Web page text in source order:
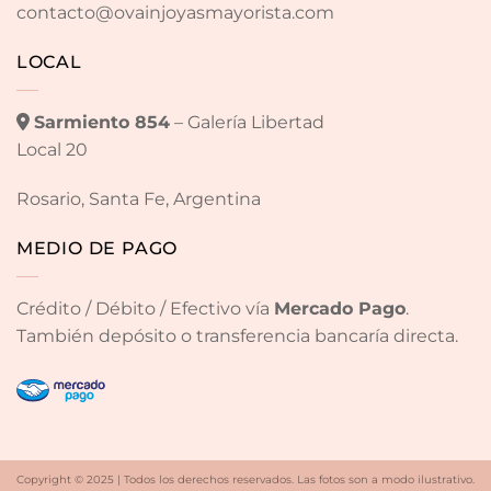
LOCAL
Sarmiento 854– Galería Libertad
Local 20
Rosario, Santa Fe, Argentina
MEDIO DE PAGO
Crédito / Débito / Efectivo vía Mercado Pago.
También depósito o transferencia bancaría directa.
contacto@ovainjoyasmayorista.com
Copyright © 2025 | Todos los derechos reservados. Las fotos son a modo ilustrativo.